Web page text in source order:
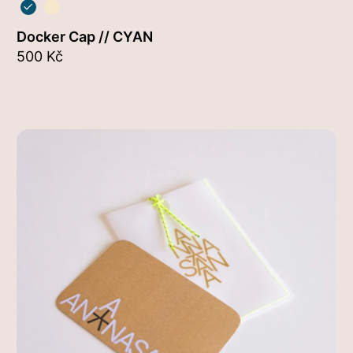
cyan
Docker Cap // CYAN
500 Kč